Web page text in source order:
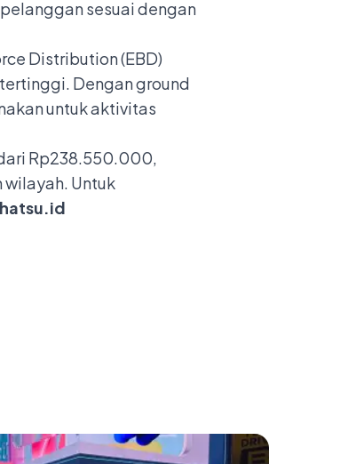
sesuai dengan
Distribution (EBD)
Dengan ground
untuk aktivitas
Rp238.550.000,
Untuk